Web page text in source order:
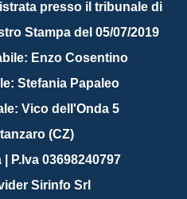
presso il tribunale di
Stampa del 05/07/2019
Enzo Cosentino
Stefania Papaleo
Vico dell'Onda 5
(CZ)
P.Iva 03698240797
Sirinfo Srl